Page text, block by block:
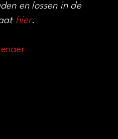
en lossen in de
hier.